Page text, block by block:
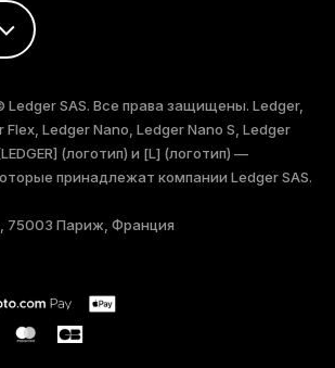
Ledger SAS. Все права защищены. Ledger,
Flex, Ledger Nano, Ledger Nano S, Ledger
(логотип) и [L] (логотип) —
принадлежат компании Ledger SAS.
75003 Париж, Франция